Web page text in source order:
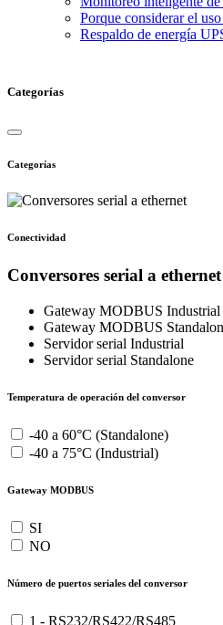
Porque considerar el
Respaldo de energía
Categorías
Categorías
Conectividad
Conversores serial a ethernet
Gateway MODBUS Industrial
Gateway MODBUS
Servidor serial Industrial
Servidor serial Standalone
Temperatura de operación del conversor
-40 a 60°C (Standalone)
-40 a 75°C (Industrial)
Gateway MODBUS
SI
NO
Número de puertos seriales del conversor
1 - RS232/RS422/RS485